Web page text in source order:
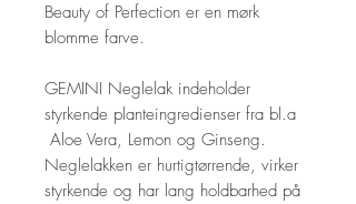
Beauty of Perfection er en mørk
blomme farve.
GEMINI Neglelak indeholder
styrkende planteingredienser fra bl.a
Aloe Vera, Lemon og Ginseng.
Neglelakken er hurtigtørrende, virker
styrkende og har lang holdbarhed på